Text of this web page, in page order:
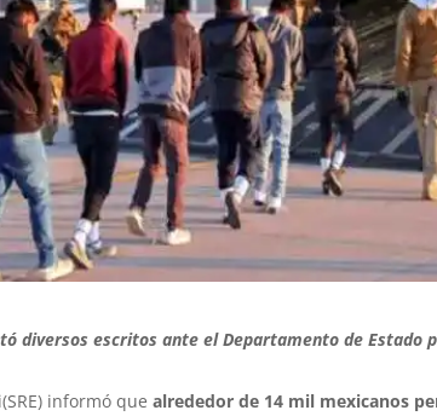
diversos escritos ante el Departamento de
informó que alrededor de 14 mil mexicanos